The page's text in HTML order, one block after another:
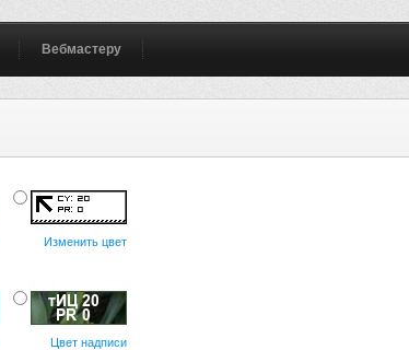
Вебмастеру
Изменить цвет
Цвет надписи